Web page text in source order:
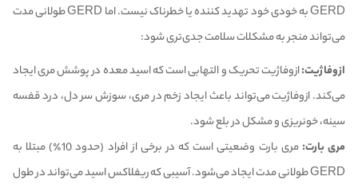
GERD به خودی خود تهدید کننده یا خطرناک نیست. اما GERD طولانی مدت
می‌تواند منجر به مشکلات سلامت جدی‌تری شود:
ازوفاژیت:ازوفاژیت تحریک و التهابی است که اسید معده در پوشش مری ایجاد
می‌کند. ازوفاژیت می‌تواند باعث ایجاد زخم در مری، سوزش سر دل، درد قفسه
سینه، خونریزی و مشکل در بلع شود.
مری بارت:
مری بارت وضعیتی است که در برخی از افراد (حدود 10٪) مبتلا به
GERD طولانی مدت ایجاد می‌شود. آسیبی که ریفلاکس اسید می‌تواند در طول